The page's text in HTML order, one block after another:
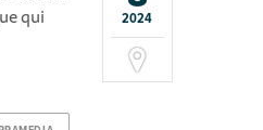
2024
qui